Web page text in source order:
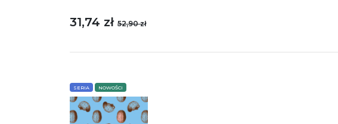
31,74 zł 52,90 zł
SERIA NOWOŚCI